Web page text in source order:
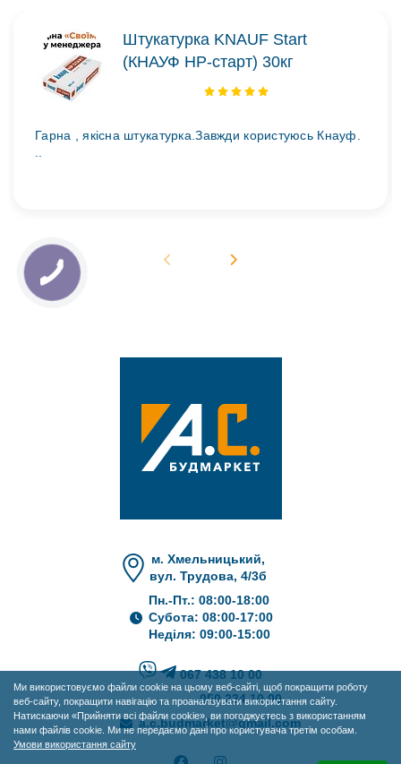
Штукатурка KNAUF Start
(КНАУФ НР-старт) 30кг
Гарна , якісна штукатурка.Завжди користуюсь Кнауф.
..
Ми використовуємо файли cookie на цьому веб-сайті, щоб покращити роботу
веб-сайту, покращити навігацію та проаналізувати використання сайту.
Натискаючи «Прийняти всі файли cookie», ви погоджуєтесь з використанням
нами файлів cookie. Ми не передаємо дані про користувача третім особам.
Умови використання сайту
м. Хмельницький,
вул. Трудова, 4/3б
Пн.-Пт.: 08:00-18:00
Субота: 08:00-17:00
Неділя: 09:00-15:00
067 438 10 00
050 234 10 00
a.c.budmarket@gmail.com